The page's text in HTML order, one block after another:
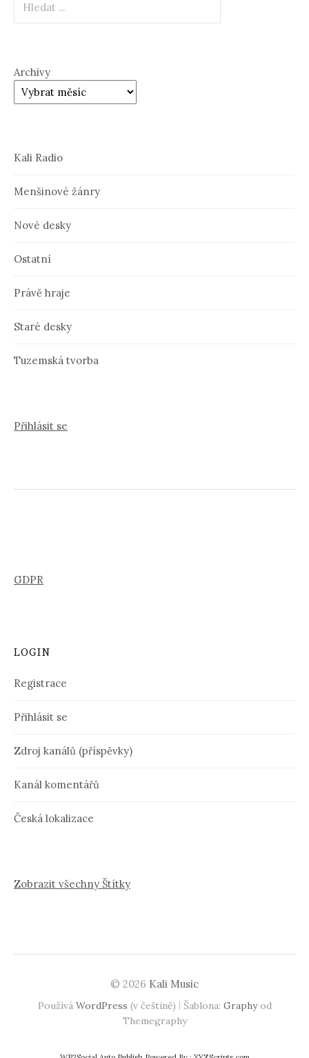
Archivy
Kali Radio
Menšinové žánry
Nové desky
Ostatní
Právě hraje
Staré desky
Tuzemská tvorba
Přihlásit se
GDPR
LOGIN
Registrace
Přihlásit se
Zdroj kanálů (příspěvky)
Kanál komentářů
Česká lokalizace
Zobrazit všechny Štítky
© 2026 Kali Music
Používá WordPress (v češtině) | Šablona: Graphyod
Themegraphy